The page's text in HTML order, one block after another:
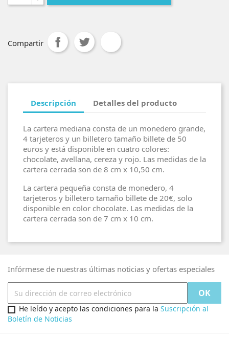
Compartir
Descripción Detalles del producto
La cartera mediana consta de un monedero grande,
4 tarjeteros y un billetero tamaño billete de 50
euros y está disponible en cuatro colores:
chocolate, avellana, cereza y rojo. Las medidas de la
cartera cerrada son de 8 cm x 10,50 cm.
La cartera pequeña consta de monedero, 4
tarjeteros y billetero tamaño billete de 20€, solo
disponible en color chocolate. Las medidas de la
cartera cerrada son de 7 cm x 10 cm.
Infórmese de nuestras últimas noticias y ofertas especiales
He leído y acepto las condiciones para la Suscripción al
Boletín de Noticias